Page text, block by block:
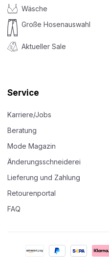
Wäsche
Große Hosenauswahl
Aktueller Sale
Service
Karriere/Jobs
Beratung
Mode Magazin
Änderungsschneiderei
Lieferung und Zahlung
Retourenportal
FAQ